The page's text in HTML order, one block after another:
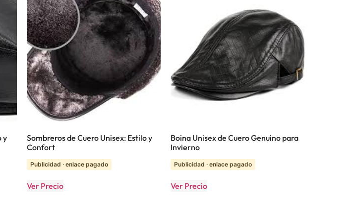
y
Sombreros de Cuero Unisex: Estilo y
Confort
Publicidad · enlace pagado
Ver Precio
Boina Unisex de Cuero Genuino para
Invierno
Publicidad · enlace pagado
Ver Precio